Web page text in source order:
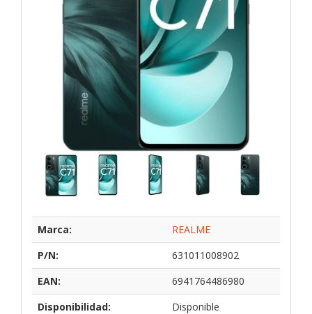
Marca:
REALME
P/N:
631011008902
EAN:
6941764486980
Disponibilidad:
Disponible